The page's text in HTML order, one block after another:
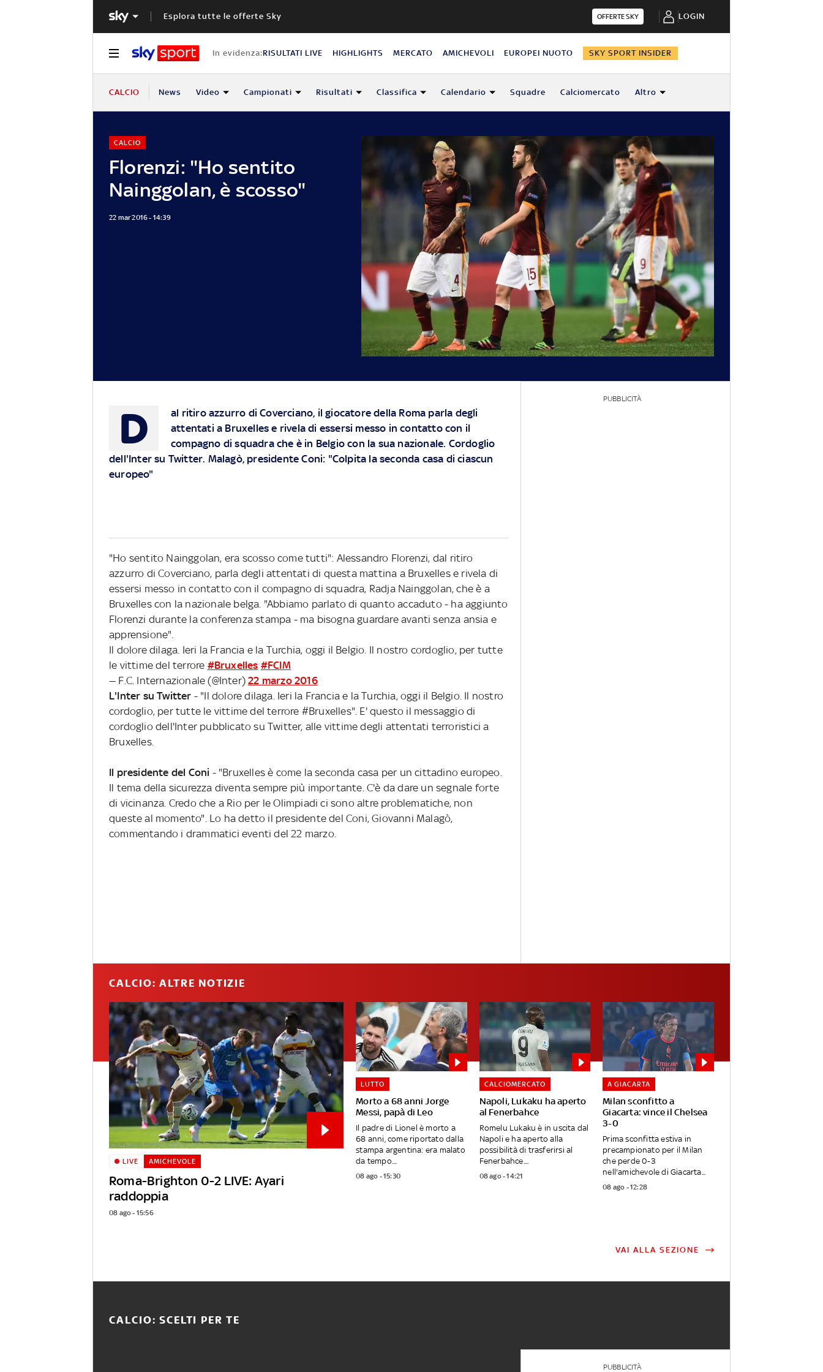
Esplora tutte le offerte Sky OFFERTE SKY LOGIN
In evidenza:RISULTATI LIVE HIGHLIGHTS MERCATO AMICHEVOLI EUROPEI NUOTO SKY SPORT INSIDER
CALCIO News Video Campionati Risultati Classifica Calendario Squadre Calciomercato Altro
Florenzi: "Ho sentito
Nainggolan, è scosso"
CALCIO
22 mar 2016 - 14:39
D
al ritiro azzurro di Coverciano, il giocatore della Roma parla degli
attentati a Bruxelles e rivela di essersi messo in contatto con il
compagno di squadra che è in Belgio con la sua nazionale. Cordoglio
dell'Inter su Twitter. Malagò, presidente Coni: "Colpita la seconda casa di ciascun
europeo"
"Ho sentito Nainggolan, era scosso come tutti": Alessandro Florenzi, dal ritiro
azzurro di Coverciano, parla degli attentati di questa mattina a Bruxelles e rivela di
essersi messo in contatto con il compagno di squadra, Radja Nainggolan, che è a
Bruxelles con la nazionale belga. "Abbiamo parlato di quanto accaduto - ha aggiunto
Florenzi durante la conferenza stampa - ma bisogna guardare avanti senza ansia e
apprensione".
Il dolore dilaga. Ieri la Francia e la Turchia, oggi il Belgio. Il nostro cordoglio, per tutte
le vittime del terrore #Bruxelles #FCIM
— F.C. Internazionale (@Inter)22 marzo 2016
L'Inter su Twitter - "Il dolore dilaga. Ieri la Francia e la Turchia, oggi il Belgio. Il nostro
cordoglio, per tutte le vittime del terrore #Bruxelles". E' questo il messaggio di
cordoglio dell'Inter pubblicato su Twitter, alle vittime degli attentati terroristici a
Bruxelles.
Il presidente del Coni - "Bruxelles è come la seconda casa per un cittadino europeo.
Il tema della sicurezza diventa sempre più importante. C'è da dare un segnale forte
di vicinanza. Credo che a Rio per le Olimpiadi ci sono altre problematiche, non
queste al momento". Lo ha detto il presidente del Coni, Giovanni Malagò,
commentando i drammatici eventi del 22 marzo.
PUBBLICITÀ
CALCIO: ALTRE NOTIZIE
Roma-Brighton 0-2 LIVE: Ayari
raddoppia
LIVE AMICHEVOLE
08 ago - 15:56
Morto a 68 anni Jorge
Messi, papà di Leo
LUTTO
Il padre di Lionel è morto a
68 anni, come riportato dalla
stampa argentina: era malato
da tempo....
08 ago - 15:30
Napoli, Lukaku ha aperto
al Fenerbahce
CALCIOMERCATO
Romelu Lukaku è in uscita dal
Napoli e ha aperto alla
possibilità di trasferirsi al
Fenerbahce....
08 ago - 14:21
Milan sconfitto a
Giacarta: vince il Chelsea
3-0
A GIACARTA
Prima sconfitta estiva in
precampionato per il Milan
che perde 0-3
nell'amichevole di Giacarta...
08 ago - 12:28
VAI ALLA SEZIONE
CALCIO: SCELTI PER TE
PUBBLICITÀ